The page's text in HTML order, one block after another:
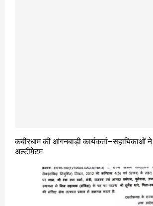
कबीरधाम की आंगनबाड़ी कार्यकर्ता–सहायिकाओं
अल्टीमेटम